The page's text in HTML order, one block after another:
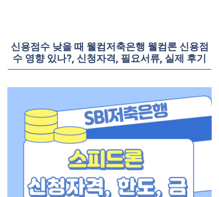
신용점수 낮을 때 웰컴저축은행 웰컴론 신용점
수 영향 있나?, 신청자격, 필요서류, 실제 후기